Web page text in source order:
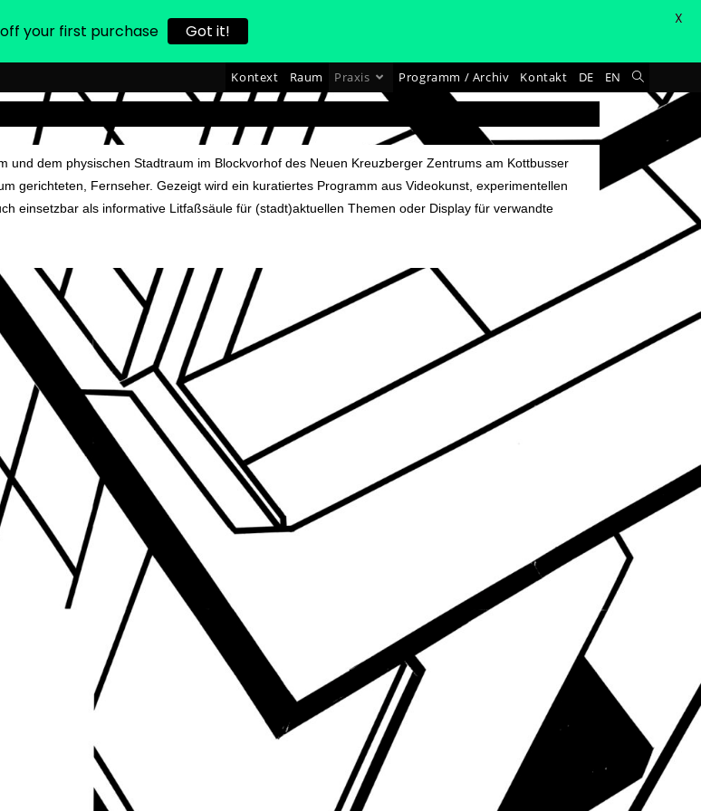
Kontext Raum Praxis Programm / Archiv Kontakt DE EN
und dem physischen Stadtraum im Blockvorhof des Neuen Kreuzberger Zentrums am Kottbusser
gerichteten, Fernseher. Gezeigt wird ein kuratiertes Programm aus Videokunst, experimentellen
einsetzbar als informative Litfaßsäule für (stadt)aktuellen Themen oder Display für verwandte
your first purchase Got it!
X